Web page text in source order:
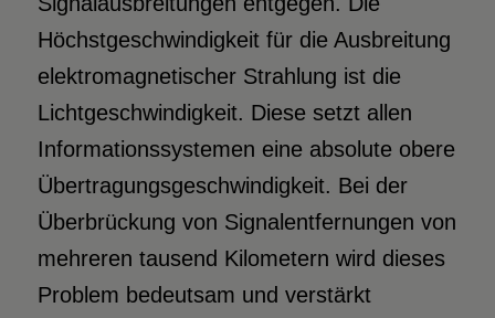
Höchstgeschwindigkeit für die Ausbreitung
elektromagnetischer Strahlung ist die
Lichtgeschwindigkeit. Diese setzt allen
Informationssystemen eine absolute obere
Übertragungsgeschwindigkeit. Bei der
Überbrückung von Signalentfernungen von
mehreren tausend Kilometern wird dieses
Problem bedeutsam und verstärkt